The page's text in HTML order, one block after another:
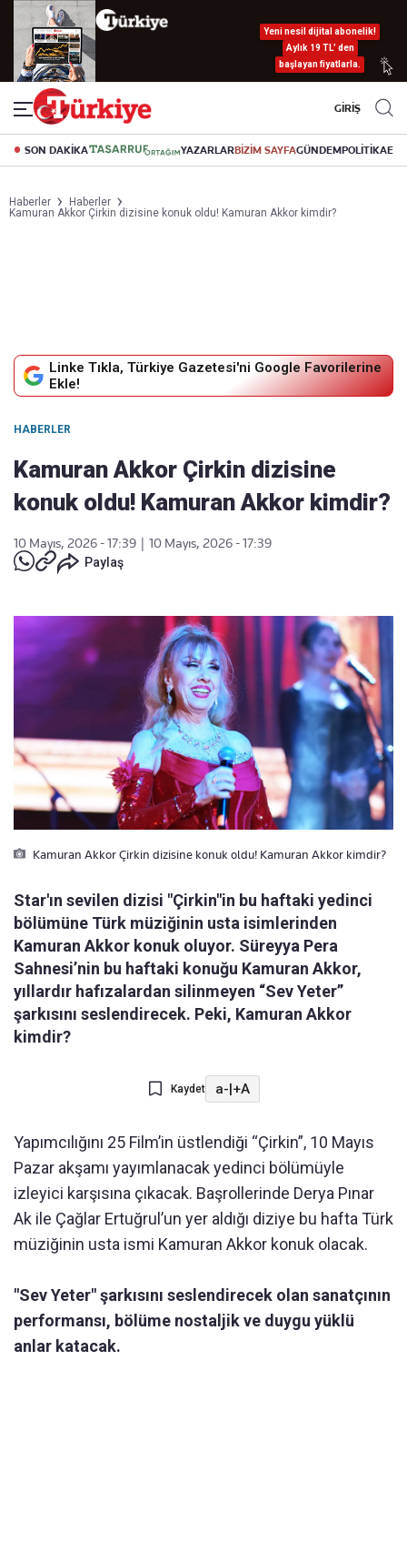
Yeni nesil dijital abonelik!
Aylık 19 TL’ den
başlayan fiyatlarla.
GİRİŞ
SON DAKİKA YAZARLARBİZİM SAYFAGÜNDEMPOLİTİKA
Haberler
Haberler
Kamuran Akkor Çirkin dizisine konuk oldu! Kamuran Akkor kimdir?
Linke Tıkla, Türkiye Gazetesi'ni Google Favorilerine
Ekle!
HABERLER
Kamuran Akkor Çirkin dizisine
konuk oldu! Kamuran Akkor kimdir?
10 Mayıs, 2026 - 17:39
10 Mayıs, 2026 - 17:39
Paylaş
Kamuran Akkor Çirkin dizisine konuk oldu! Kamuran Akkor kimdir?
Star'ın sevilen dizisi "Çirkin"in bu haftaki yedinci
bölümüne Türk müziğinin usta isimlerinden
Kamuran Akkor konuk oluyor. Süreyya Pera
Sahnesi’nin bu haftaki konuğu Kamuran Akkor,
yıllardır hafızalardan silinmeyen “Sev Yeter”
şarkısını seslendirecek. Peki, Kamuran Akkor
kimdir?
Kaydet a-|+A
Yapımcılığını 25 Film’in üstlendiği “Çirkin”, 10 Mayıs
Pazar akşamı yayımlanacak yedinci bölümüyle
izleyici karşısına çıkacak. Başrollerinde Derya Pınar
Ak ile Çağlar Ertuğrul’un yer aldığı diziye bu hafta Türk
müziğinin usta ismi Kamuran Akkor konuk olacak.
"Sev Yeter" şarkısını seslendirecek olan sanatçının
performansı, bölüme nostaljik ve duygu yüklü
anlar katacak.